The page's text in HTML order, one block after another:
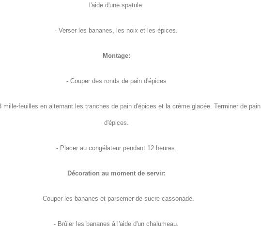
l'aide d'une spatule.
- Verser les bananes, les noix et les épices.
Montage:
- Couper des ronds de pain d'épices
mille-feuilles en alternant les tranches de pain d'épices et la crème glacée. Terminer de pain
d'épices.
- Placer au congélateur pendant 12 heures.
Décoration au moment de servir:
- Couper les bananes et parsemer de sucre cassonade.
- Brûler les bananes à l'aide d'un chalumeau.